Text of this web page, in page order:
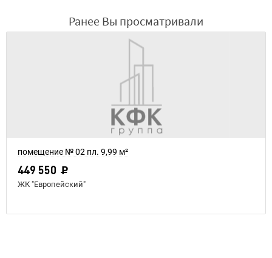
Ранее Вы просматривали
помещение № 02 пл. 9,99 м²
449 550
ЖК "Европейский"